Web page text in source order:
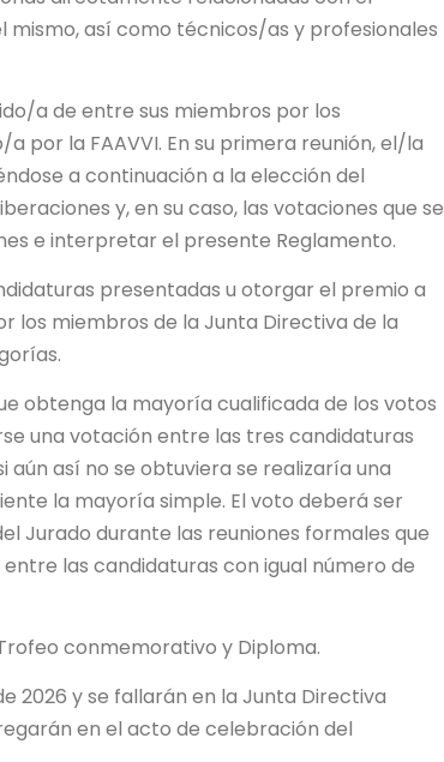
así como técnicos/as y profesionales
a de entre sus miembros por los
por la FAAVVI. En su primera reunión, el/la
a continuación a la elección del
y, en su caso, las votaciones que se
e interpretar el presente Reglamento.
presentadas u otorgar el premio a
miembros de la Junta Directiva de la
obtenga la mayoría cualificada de los votos
una votación entre las tres candidaturas
así no se obtuviera se realizaría una
la mayoría simple. El voto deberá ser
Jurado durante las reuniones formales que
las candidaturas con igual número de
conmemorativo y Diploma.
2026 y se fallarán en la Junta Directiva
en el acto de celebración del